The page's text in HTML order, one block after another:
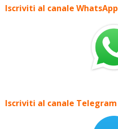
Iscriviti al canale WhatsApp
Iscriviti al canale Telegram